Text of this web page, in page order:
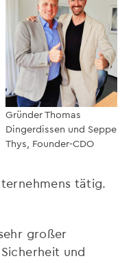
Gründer Thomas
Dingerdissen und Seppe
Thys, Founder-CDO
tätig.
großer
und